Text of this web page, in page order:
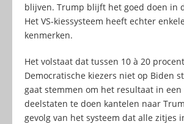
blijven. Trump blijft het goed doen in
Het VS-kiessysteem heeft echter
kenmerken.
Het volstaat dat tussen 10 à 20
Democratische kiezers niet op Biden
gaat stemmen om het resultaat in een
deelstaten te doen kantelen naar
gevolg van het systeem dat alle zitjes